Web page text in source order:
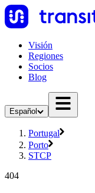
Visión
Regiones
Socios
Blog
Español
Portugal
Porto
STCP
404